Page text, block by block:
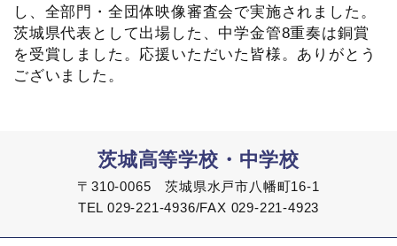
し、全部門・全団体映像審査会で実施されました。
茨城県代表として出場した、中学金管8重奏は銅賞
を受賞しました。応援いただいた皆様。ありがとう
ございました。
茨城高等学校・中学校
〒310-0065 茨城県水戸市八幡町16-1
TEL 029-221-4936/FAX 029-221-4923